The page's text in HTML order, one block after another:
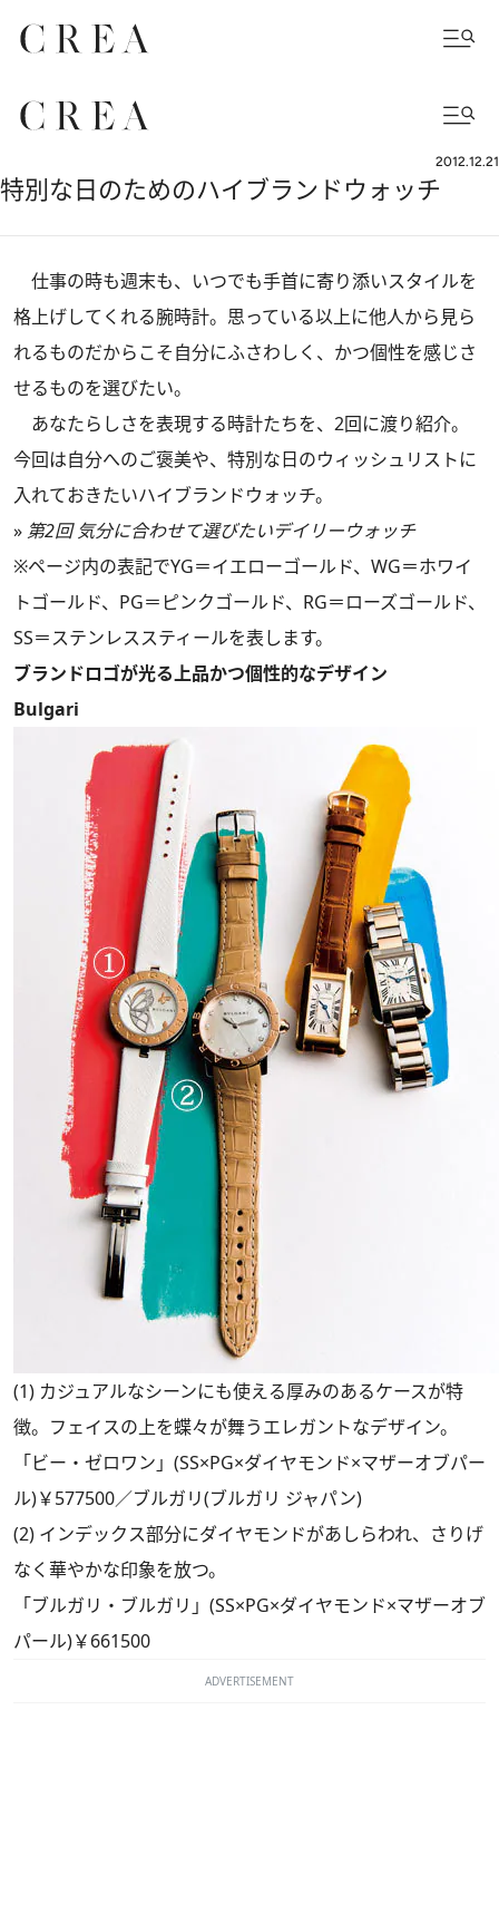
2012.12.21
特別な日のためのハイブランドウォッチ
仕事の時も週末も、いつでも手首に寄り添いスタイルを
格上げしてくれる腕時計。思っている以上に他人から見ら
れるものだからこそ自分にふさわしく、かつ個性を感じさ
せるものを選びたい。
あなたらしさを表現する時計たちを、2回に渡り紹介。
今回は自分へのご褒美や、特別な日のウィッシュリストに
入れておきたいハイブランドウォッチ。
» 第2回 気分に合わせて選びたいデイリーウォッチ
※ページ内の表記でYG＝イエローゴールド、WG＝ホワイ
トゴールド、PG＝ピンクゴールド、RG＝ローズゴールド、
SS＝ステンレススティールを表します。
ブランドロゴが光る上品かつ個性的なデザイン
Bulgari
(1) カジュアルなシーンにも使える厚みのあるケースが特
徴。フェイスの上を蝶々が舞うエレガントなデザイン。
「ビー・ゼロワン」(SS×PG×ダイヤモンド×マザーオブパー
ル)￥577500／ブルガリ(ブルガリ ジャパン)
(2) インデックス部分にダイヤモンドがあしらわれ、さりげ
なく華やかな印象を放つ。
「ブルガリ・ブルガリ」(SS×PG×ダイヤモンド×マザーオブ
パール)￥661500
ADVERTISEMENT